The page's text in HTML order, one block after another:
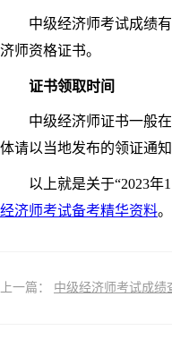
中级经济师考试成绩有
济师资格证书。
证书领取时间
中级经济师证书一般在
体请以当地发布的领证通知
以上就是关于“2023年
经济师考试备考精华资料。
上一篇： 中级经济师考试成绩